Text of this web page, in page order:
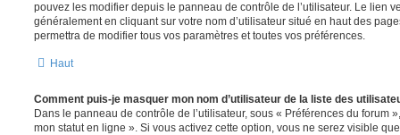
pouvez les modifier depuis le panneau de contrôle de l’utilisateur. Le lien
généralement en cliquant sur votre nom d’utilisateur situé en haut des
permettra de modifier tous vos paramètres et toutes vos préférences.
Haut
Comment puis-je masquer mon nom d’utilisateur de la liste des
Dans le panneau de contrôle de l’utilisateur, sous « Préférences du forum
mon statut en ligne ». Si vous activez cette option, vous ne serez visible